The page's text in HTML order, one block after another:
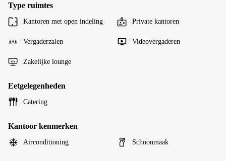
Type ruimtes
Kantoren met open indeling Private kantoren
Vergaderzalen Videovergaderen
Zakelijke lounge
Eetgelegenheden
Catering
Kantoor kenmerken
Airconditioning Schoonmaak